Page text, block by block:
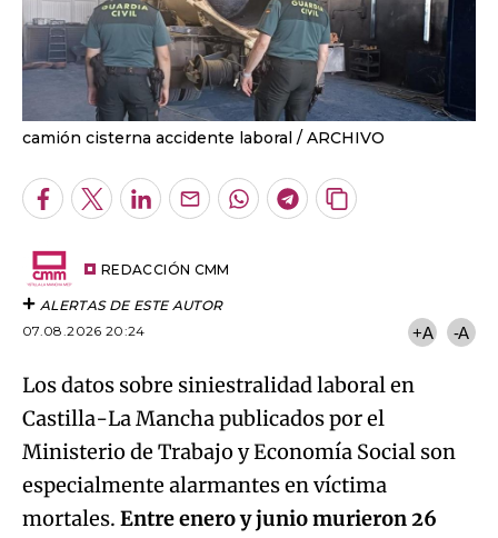
camión cisterna accidente laboral ARCHIVO
Facebook
TwitterLinkedInEnviarWhatsapp
Telegram
Copiar
REDACCIÓN CMM
ALERTAS DE ESTE AUTOR
07.08.2026 20:24
+A -A
Los datos sobre siniestralidad laboral en
Castilla-La Mancha publicados por el
Ministerio de Trabajo y Economía Social son
especialmente alarmantes en víctima
mortales. Entre enero y junio murieron 26